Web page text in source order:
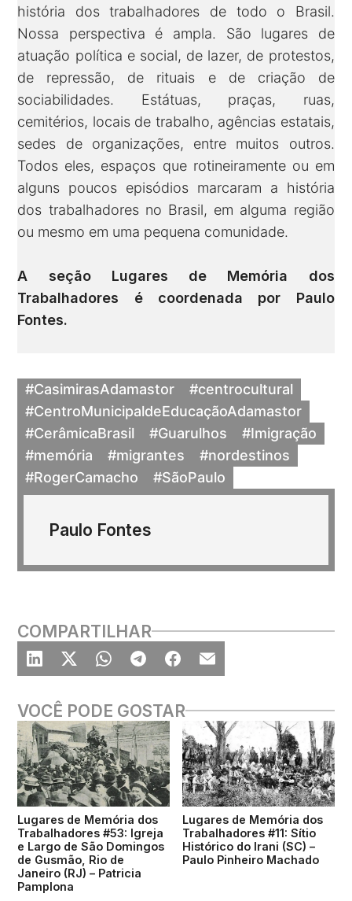
história dos trabalhadores de todo o Brasil.
Nossa perspectiva é ampla. São lugares de
atuação política e social, de lazer, de protestos,
de repressão, de rituais e de criação de
sociabilidades. Estátuas, praças, ruas,
cemitérios, locais de trabalho, agências estatais,
sedes de organizações, entre muitos outros.
Todos eles, espaços que rotineiramente ou em
alguns poucos episódios marcaram a história
dos trabalhadores no Brasil, em alguma região
ou mesmo em uma pequena comunidade.
A seção Lugares de Memória dos
Trabalhadores é coordenada por Paulo
Fontes.
#CasimirasAdamastor
#centrocultural
#CentroMunicipaldeEducaçãoAdamastor
#CerâmicaBrasil
#Guarulhos
#Imigração
#memória
#migrantes
#nordestinos
#RogerCamacho
#SãoPaulo
Paulo Fontes
COMPARTILHAR
VOCÊ PODE GOSTAR
Lugares de Memória dos
Trabalhadores #53: Igreja
e Largo de São Domingos
de Gusmão, Rio de
Janeiro (RJ) – Patricia
Pamplona
Lugares de Memória dos
Trabalhadores #11: Sítio
Histórico do Irani (SC) –
Paulo Pinheiro Machado